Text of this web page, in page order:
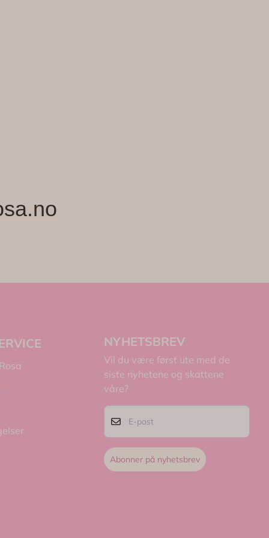
NYHETSBREV
Vil du være først ute med de
siste nyhetene og skattene
våre?
E-post
Abonner på nyhetsbrev